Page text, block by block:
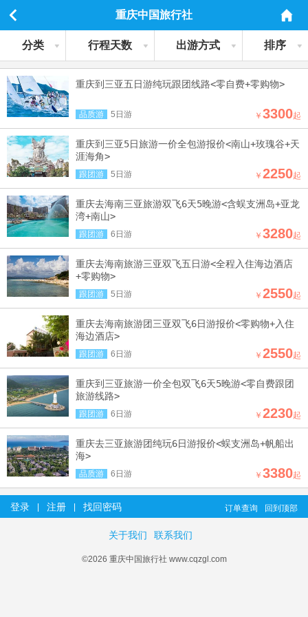
重庆中国旅行社
分类 行程天数 出游方式 排序
重庆到三亚五日游纯玩跟团线路<零自费+零购物>
品质游 5日游 ￥ 3300起
重庆到三亚5日旅游一价全包游报价<南山+玫瑰谷+天
涯海角>
跟团游 5日游 ￥ 2250起
重庆去海南三亚旅游双飞6天5晚游<含蜈支洲岛+亚龙
湾+南山>
跟团游 6日游 ￥ 3280起
重庆去海南旅游三亚双飞五日游<全程入住海边酒店
+零购物>
跟团游 5日游 ￥ 2550起
重庆去海南旅游团三亚双飞6日游报价<零购物+入住
海边酒店>
跟团游 6日游 ￥ 2550起
重庆到三亚旅游一价全包双飞6天5晚游<零自费跟团
旅游线路>
跟团游 6日游 ￥ 2230起
重庆去三亚旅游团纯玩6日游报价<蜈支洲岛+帆船出
海>
品质游 6日游 ￥ 3380起
登录 注册 找回密码 回到顶部
订单查询
关于我们 联系我们
©2026 重庆中国旅行社 www.cqzgl.com